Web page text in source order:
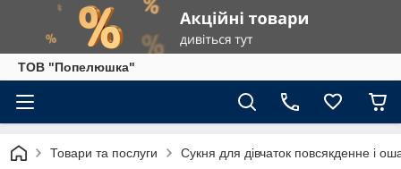
ТОВ "Попелюшка"
Товари та послуги Сукня для дівчаток повсякденне і